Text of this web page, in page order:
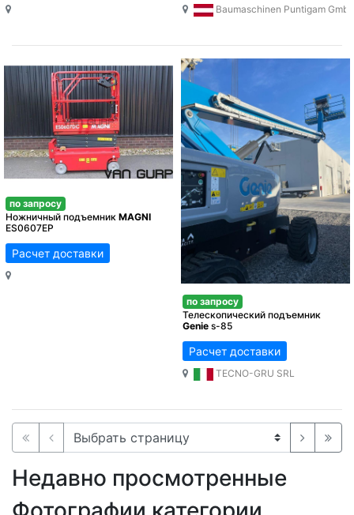
Baumaschinen Puntigam
по запросу
Ножничный подъемник MAGNI
ES0607EP
Расчет доставки
по запросу
Телескопический подъемник
Genie s-85
Расчет доставки
TECNO-GRU SRL
Недавно просмотренные